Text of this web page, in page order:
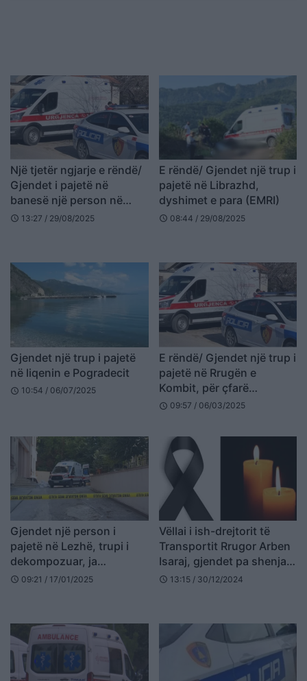
Një tjetër ngjarje e rëndë/
Gjendet i pajetë në
banesë një person në
Korçë, dyshohet se ka
schedule 13:27 / 29/08/2025
E rëndë/ Gjendet një trup i
pajetë në Librazhd,
dyshimet e para (EMRI)
schedule 08:44 / 29/08/2025
Gjendet një trup i pajetë
në liqenin e Pogradecit
schedule 10:54 / 06/07/2025
E rëndë/ Gjendet një trup i
pajetë në Rrugën e
Kombit, për çfarë
dyshohet
schedule 09:57 / 06/03/2025
Gjendet një person i
pajetë në Lezhë, trupi i
dekompozuar, ja
dyshimet e para
schedule 09:21 / 17/01/2025
Vëllai i ish-drejtorit të
Transportit Rrugor Arben
Isaraj, gjendet pa shenja
jete në banesë
schedule 13:15 / 30/12/2024